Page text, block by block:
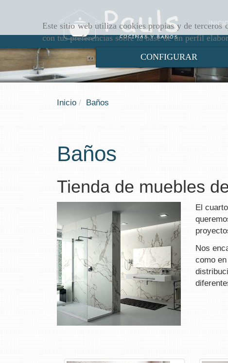
Este sitio web utiliza cookies propias y de terceros
con tus preferencias sobre la base de un perfil
CONFIGURAR
Inicio Baños
Baños
Tienda de muebles
El
Nos
como